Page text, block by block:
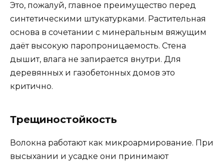
Это, пожалуй, главное преимущество перед
синтетическими штукатурками. Растительная
основа в сочетании с минеральным вяжущим
даёт высокую паропроницаемость. Стена
дышит, влага не запирается внутри. Для
деревянных и газобетонных домов это
критично.
Трещиностойкость
Волокна работают как микроармирование. При
высыхании и усадке они принимают